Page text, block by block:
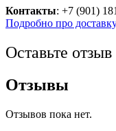
Контакты: +7 (901)
Подробно про
Оставьте отзыв
Отзывы
Отзывов пока нет.